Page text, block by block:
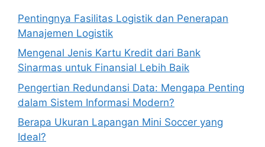
Pentingnya Fasilitas Logistik dan Penerapan
Manajemen Logistik
Mengenal Jenis Kartu Kredit dari Bank
Sinarmas untuk Finansial Lebih Baik
Pengertian Redundansi Data: Mengapa Penting
dalam Sistem Informasi Modern?
Berapa Ukuran Lapangan Mini Soccer yang
Ideal?